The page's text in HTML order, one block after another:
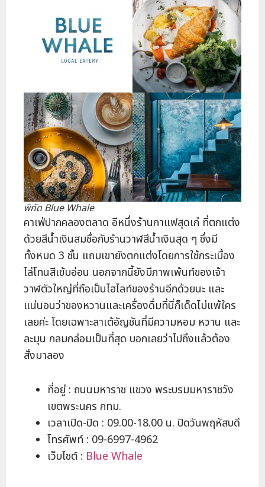
พิกัด Blue Whale
คาเฟ่ปากคลองตลาด อีหนึ่งร้านกาแฟสุดเก๋ ที่ตกแต่ง
ด้วยสีน้ำเงินสมชื่อกับร้านวาฬสีน้ำเงินสุด ๆ ซึ่งมี
ทั้งหมด 3 ชั้น แถมเขายังตกแต่งโดยการใช้กระเบื้อง
ไล่โทนสีเข้มอ่อน นอกจากนี้ยังมีภาพเพ้นท์ของเจ้า
วาฬตัวใหญ่ที่ถือเป็นไฮไลท์ของร้านอีกด้วยนะ และ
แน่นอนว่าของหวานและเครื่องดื่มที่นี่ก็เด็ดไม่แพ้ใคร
เลยค่ะ โดยเฉพาะลาเต้อัญชันที่มีความหอม หวาน และ
ละมุน กลมกล่อมเป็นที่สุด บอกเลยว่าไปถึงแล้วต้อง
สั่งมาลอง
ที่อยู่ : ถนนมหาราช แขวง พระบรมมหาราชวัง
เขตพระนคร กทม.
เวลาเปิด-ปิด : 09.00-18.00 น. ปิดวันพฤหัสบดี
โทรศัพท์ : 09-6997-4962
เว็บไซต์ : Blue Whale